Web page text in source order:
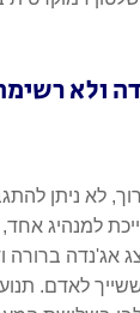
ולא
לא ניתן
למנהיג
אג'נדה
לאדם.